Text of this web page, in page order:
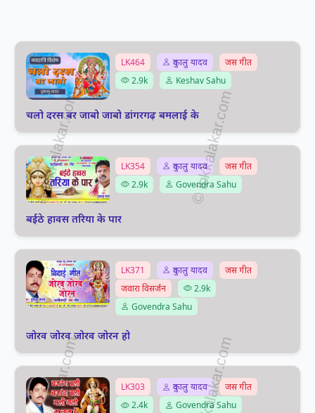
LK464 दुकालु यादव
जस गीत
2.9k
Keshav Sahu
चलो दरस बर जाबो जाबो डांगरगढ़ बमलाई के
LK354 दुकालु यादव
जस गीत
2.9k
Govendra Sahu
बईठे हावस तरिया के पार
LK371 दुकालु यादव
जस गीत
जवारा विसर्जन
2.9k
Govendra Sahu
जोरव जोरव जोरव जोरन हो
LK303 दुकालु यादव
जस गीत
2.4k
Govendra Sahu